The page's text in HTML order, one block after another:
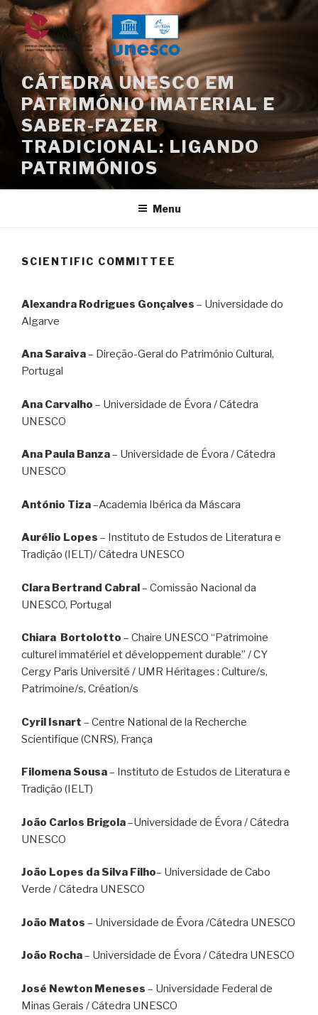
Skip
to
content
CÁTEDRA UNESCO EM
PATRIMÓNIO IMATERIAL E
SABER-FAZER
TRADICIONAL: LIGANDO
PATRIMÓNIOS
Menu
SCIENTIFIC COMMITTEE
Alexandra Rodrigues Gonçalves – Universidade do
Algarve
Ana Saraiva– Direção-Geral do Património Cultural,
Portugal
Ana Carvalho – Universidade de Évora / Cátedra
UNESCO
Ana Paula Banza– Universidade de Évora / Cátedra
UNESCO
António Tiza–Academia Ibérica da Máscara
Aurélio Lopes – Instituto de Estudos de Literatura e
Tradição (IELT)/ Cátedra UNESCO
Clara Bertrand Cabral– Comissão Nacional da
UNESCO, Portugal
Chiara Bortolotto – Chaire UNESCO “Patrimoine
culturel immatériel et développement durable” / CY
Cergy Paris Université / UMR Héritages : Culture/s,
Patrimoine/s, Création/s
Cyril Isnart – Centre National de la Recherche
Scientifique (CNRS), França
Filomena Sousa– Instituto de Estudos de Literatura e
Tradição (IELT)
João Carlos Brigola–Universidade de Évora / Cátedra
UNESCO
João Lopes da Silva Filho– Universidade de Cabo
Verde / Cátedra UNESCO
João Matos – Universidade de Évora /Cátedra UNESCO
João Rocha– Universidade de Évora / Cátedra UNESCO
José Newton Meneses – Universidade Federal de
Minas Gerais / Cátedra UNESCO